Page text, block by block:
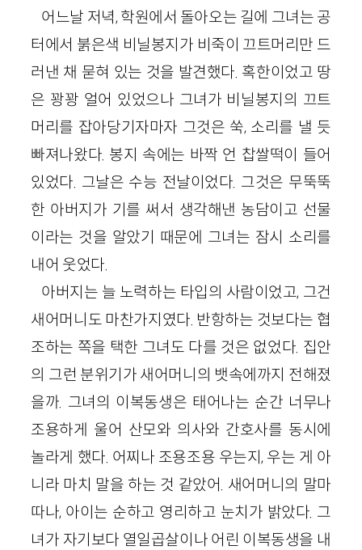
어느날 저녁, 학원에서 돌아오는 길에 그녀는 공
터에서 붉은색 비닐봉지가 비죽이 끄트머리만 드
러낸 채 묻혀 있는 것을 발견했다. 혹한이었고 땅
은 꽝꽝 얼어 있었으나 그녀가 비닐봉지의 끄트
머리를 잡아당기자마자 그것은 쑥, 소리를 낼 듯
빠져나왔다. 봉지 속에는 바짝 언 찹쌀떡이 들어
있었다. 그날은 수능 전날이었다. 그것은 무뚝뚝
한 아버지가 기를 써서 생각해낸 농담이고 선물
이라는 것을 알았기 때문에 그녀는 잠시 소리를
내어 웃었다.
아버지는 늘 노력하는 타입의 사람이었고, 그건
새어머니도 마찬가지였다. 반항하는 것보다는 협
조하는 쪽을 택한 그녀도 다를 것은 없었다. 집안
의 그런 분위기가 새어머니의 뱃속에까지 전해졌
을까. 그녀의 이복동생은 태어나는 순간 너무나
조용하게 울어 산모와 의사와 간호사를 동시에
놀라게 했다. 어찌나 조용조용 우는지, 우는 게 아
니라 마치 말을 하는 것 같았어. 새어머니의 말마
따나, 아이는 순하고 영리하고 눈치가 밝았다. 그
녀가 자기보다 열일곱살이나 어린 이복동생을 내